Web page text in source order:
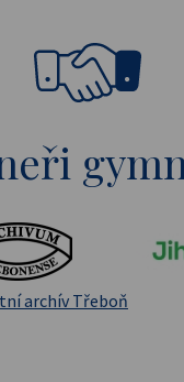
archív Třeboň